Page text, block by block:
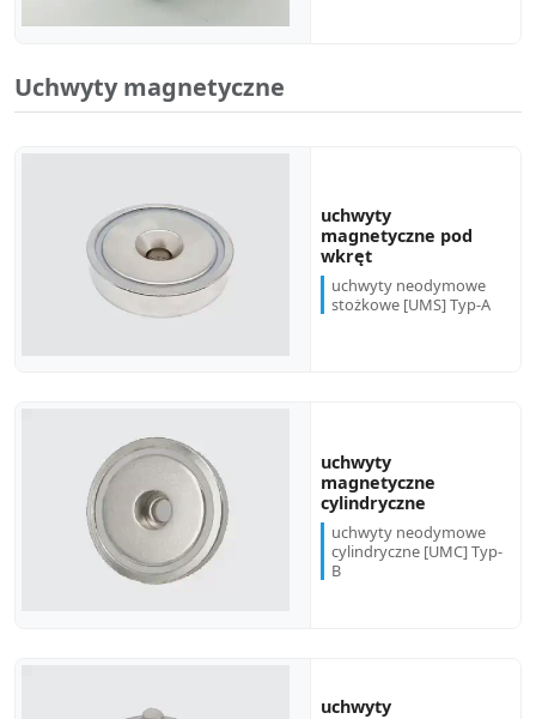
Uchwyty magnetyczne
uchwyty
magnetyczne pod
wkręt
uchwyty neodymowe
stożkowe [UMS] Typ-A
uchwyty
magnetyczne
cylindryczne
uchwyty neodymowe
cylindryczne [UMC] Typ-
B
uchwyty